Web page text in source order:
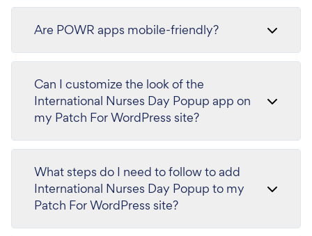
Are POWR apps mobile-friendly?
Can I customize the look of the
International Nurses Day Popup app on
my Patch For WordPress site?
What steps do I need to follow to add
International Nurses Day Popup to my
Patch For WordPress site?